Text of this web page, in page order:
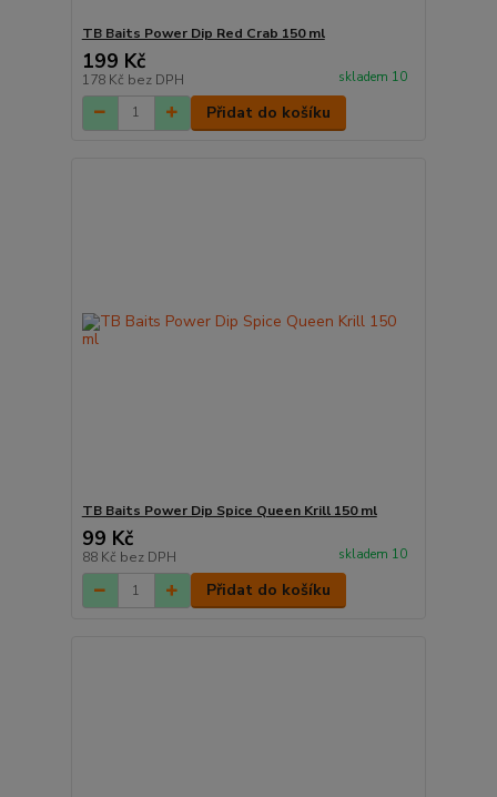
TB Baits Power Dip Red Crab 150 ml
199 Kč
178 Kč bez DPH skladem 10
Přidat do košíku
TB Baits Power Dip Spice Queen Krill 150 ml
99 Kč
88 Kč bez DPH skladem 10
Přidat do košíku